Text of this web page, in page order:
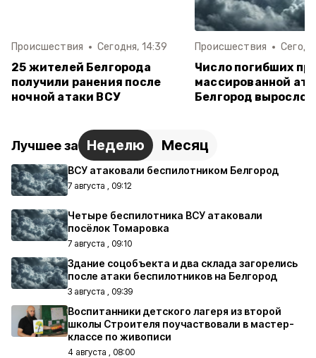
Происшествия Сегодня, 14:39
25 жителей Белгорода
получили ранения после
ночной атаки ВСУ
Происшествия
Число погибших
массированной
Белгород выросло
Лучшее за Неделю Месяц
ВСУ атаковали беспилотником Белгород
7 августа , 09:12
Четыре беспилотника ВСУ атаковали
посёлок Томаровка
7 августа , 09:10
Здание соцобъекта и два склада загорелись
после атаки беспилотников на Белгород
3 августа , 09:39
Воспитанники детского лагеря из второй
школы Строителя поучаствовали в мастер-
классе по живописи
4 августа , 08:00